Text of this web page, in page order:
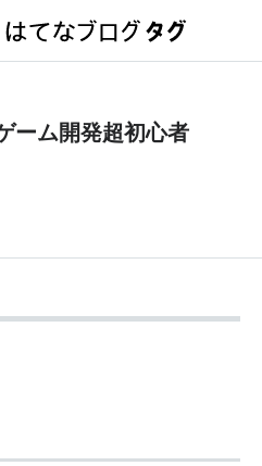
ーム開発超初心者